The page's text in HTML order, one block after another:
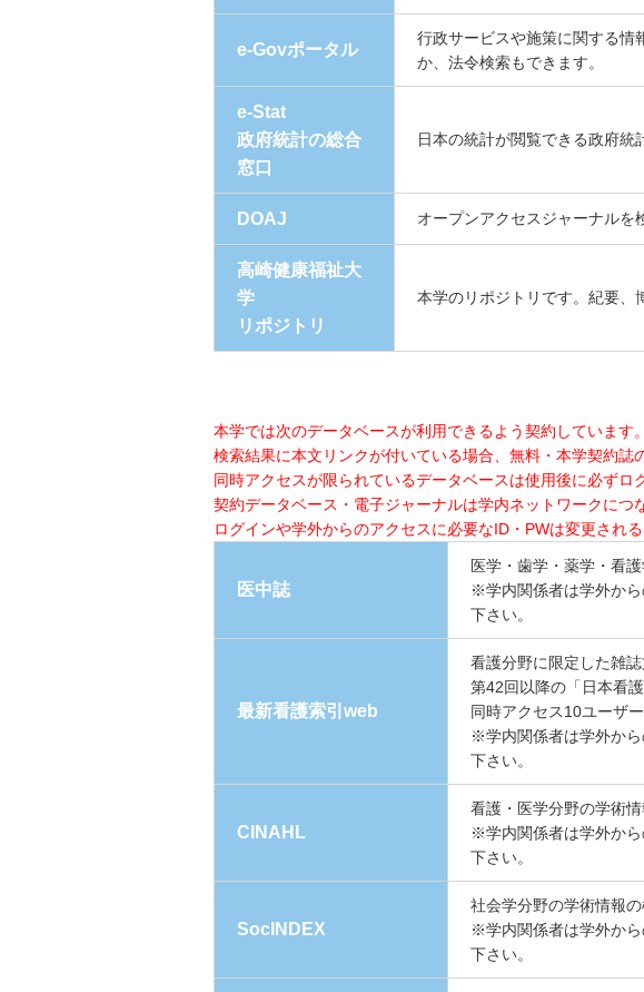
e-Govポータル
行政サービスや施策に関する情
か、法令検索もできます。
e-Stat
政府統計の総合
窓口
日本の統計が閲覧できる政府統
DOAJ オープンアクセスジャーナルを
高崎健康福祉大
学
リポジトリ
本学のリポジトリです。紀要、
本学では次のデータベースが利用できるよう契約しています
検索結果に本文リンクが付いている場合、無料・本学契約誌
同時アクセスが限られているデータベースは使用後に必ずロ
契約データベース・電子ジャーナルは学内ネットワークにつ
ログインや学外からのアクセスに必要なID・PWは変更され
医中誌
医学・歯学・薬学・看
※学内関係者は学外か
下さい。
最新看護索引web
看護分野に限定した雑
第42回以降の「日本看
同時アクセス10ユーザー
※学内関係者は学外か
下さい。
CINAHL
看護・医学分野の学術
※学内関係者は学外か
下さい。
SocINDEX
社会学分野の学術情報
※学内関係者は学外か
下さい。